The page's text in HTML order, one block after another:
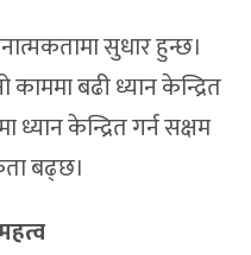
सुधार हुन्छ।
बढी ध्यान केन्द्रित
केन्द्रित गर्न सक्षम
बढ्छ।